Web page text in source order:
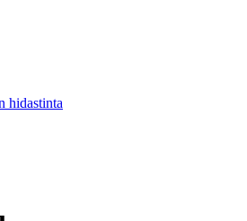
hidastinta